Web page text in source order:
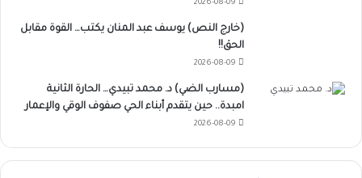
2026-08-09
(خارج النص) يوسف عبد المنان يكتب… القوة مقابل
الحق!!
2026-08-09
(مسارب الضي) د. محمد تبيدي… الحارة الثانية
امبدة.. حين يتقدم أبناء الحي صفوف الوقي والإعمار
2026-08-09